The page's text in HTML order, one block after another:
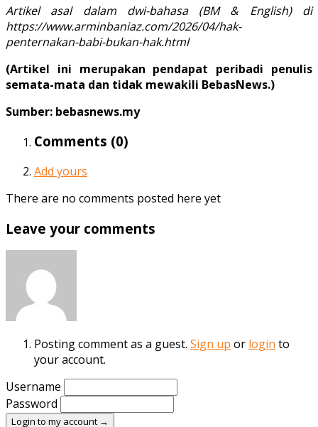
Artikel asal dalam dwi-bahasa (BM & English) di
https://www.arminbaniaz.com/2026/04/hak-
penternakan-babi-bukan-hak.html
(Artikel ini merupakan pendapat peribadi penulis
semata-mata dan tidak mewakili BebasNews.)
Sumber: bebasnews.my
Comments (0)
Add yours
There are no comments posted here yet
Leave your comments
Posting comment as a guest. Sign up or login to
your account.
Username
Password
Login to my account →